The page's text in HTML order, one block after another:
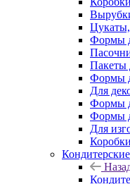
Формы
Пакеты
Формы
Для
Формы
Формы
Для